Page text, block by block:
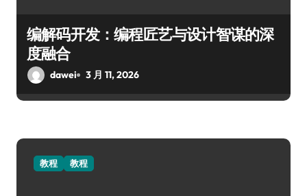
编解码开发：编程匠艺与设计智谋的深
度融合
dawei 3 月 11, 2026
教程 教程